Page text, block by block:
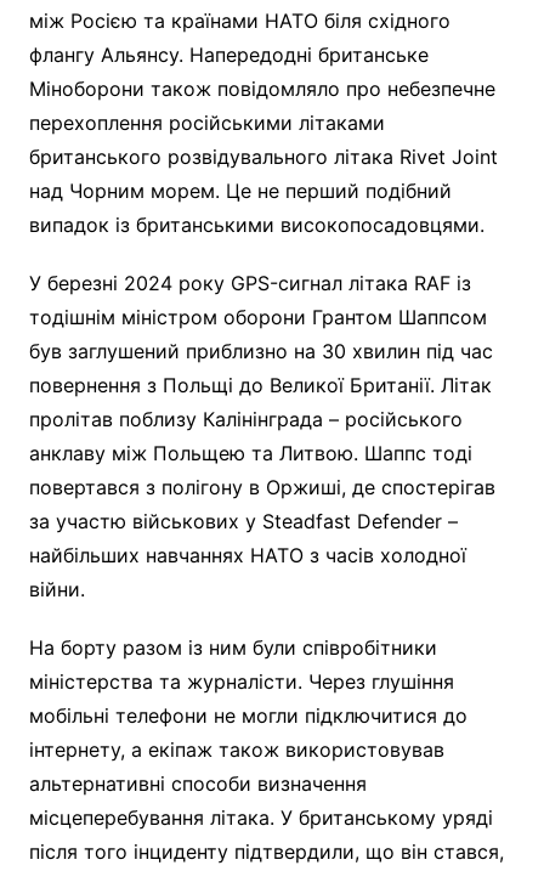
між Росією та країнами НАТО біля східного
флангу Альянсу. Напередодні британське
Міноборони також повідомляло про небезпечне
перехоплення російськими літаками
британського розвідувального літака Rivet Joint
над Чорним морем. Це не перший подібний
випадок із британськими високопосадовцями.
У березні 2024 року GPS-сигнал літака RAF із
тодішнім міністром оборони Грантом Шаппсом
був заглушений приблизно на 30 хвилин під час
повернення з Польщі до Великої Британії. Літак
пролітав поблизу Калінінграда – російського
анклаву між Польщею та Литвою. Шаппс тоді
повертався з полігону в Оржиші, де спостерігав
за участю військових у Steadfast Defender –
найбільших навчаннях НАТО з часів холодної
війни.
На борту разом із ним були співробітники
міністерства та журналісти. Через глушіння
мобільні телефони не могли підключитися до
інтернету, а екіпаж також використовував
альтернативні способи визначення
місцеперебування літака. У британському уряді
після того інциденту підтвердили, що він стався,